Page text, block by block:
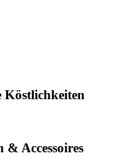
& Accessoires